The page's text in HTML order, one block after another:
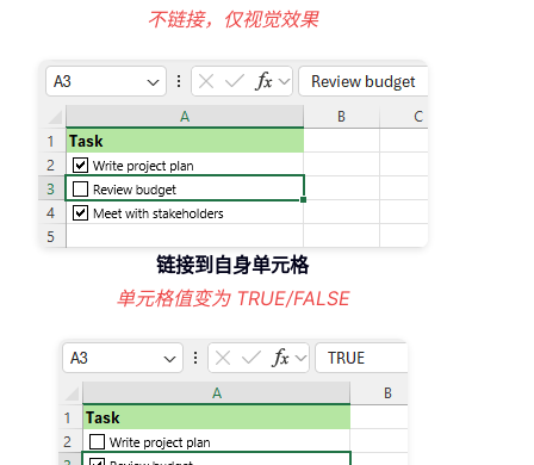
不链接，仅视觉效果
链接到自身单元格
单元格值变为 TRUE/FALSE